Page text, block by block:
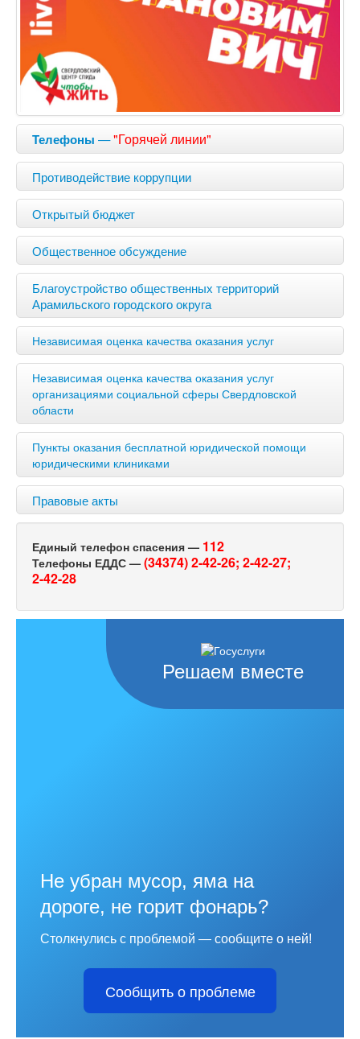
Телефоны —"Горячей линии"
Противодействие коррупции
Открытый бюджет
Общественное обсуждение
Благоустройство общественных территорий
Арамильского городского округа
Независимая оценка качества оказания услуг
Независимая оценка качества оказания услуг
организациями социальной сферы Свердловской
области
Пункты оказания бесплатной юридической помощи
юридическими клиниками
Правовые акты
Единый телефон спасения — 112
Телефоны ЕДДС — (34374) 2-42-26; 2-42-27;
2-42-28
Решаем вместе
Не убран мусор, яма на
дороге, не горит фонарь?
Столкнулись с проблемой — сообщите о ней!
Сообщить о проблеме